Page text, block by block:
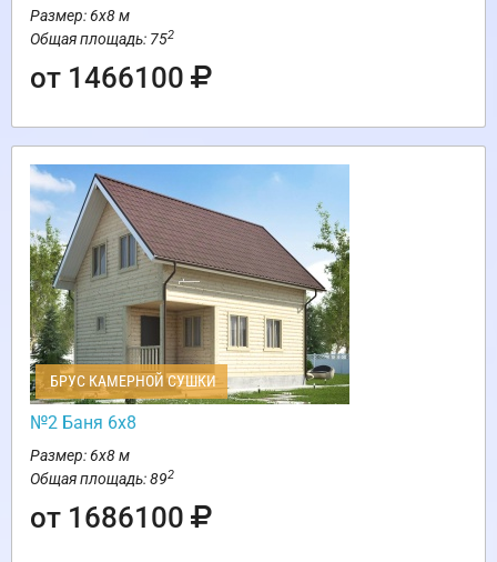
Размер: 6х8 м
Общая площадь: 752
от 1466100
БРУС КАМЕРНОЙ СУШКИ
№2 Баня 6х8
Размер: 6х8 м
Общая площадь: 892
от 1686100